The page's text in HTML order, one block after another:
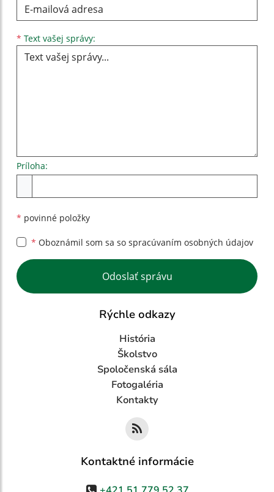
* Text vašej správy:
Príloha:
* povinné položky
* Oboznámil som sa so spracúvaním osobných údajov
Google reCaptcha Response
Odoslať správu
Rýchle odkazy
História
Školstvo
Spoločenská sála
Fotogaléria
Kontakty
Kontaktné informácie